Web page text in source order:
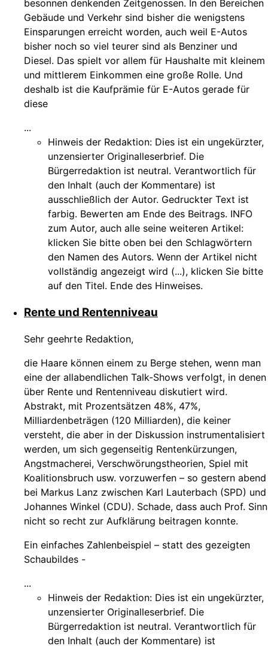
besonnen denkenden Zeitgenossen. In den Bereichen
Gebäude und Verkehr sind bisher die wenigstens
Einsparungen erreicht worden, auch weil E-Autos
bisher noch so viel teurer sind als Benziner und
Diesel. Das spielt vor allem für Haushalte mit kleinem
und mittlerem Einkommen eine große Rolle. Und
deshalb ist die Kaufprämie für E-Autos gerade für
diese
...
Hinweis der Redaktion: Dies ist ein ungekürzter,
unzensierter Originalleserbrief. Die
Bürgerredaktion ist neutral. Verantwortlich für
den Inhalt (auch der Kommentare) ist
ausschließlich der Autor. Gedruckter Text ist
farbig. Bewerten am Ende des Beitrags. INFO
zum Autor, auch alle seine weiteren Artikel:
klicken Sie bitte oben bei den Schlagwörtern
den Namen des Autors. Wenn der Artikel nicht
vollständig angezeigt wird (...), klicken Sie bitte
auf den Titel. Ende des Hinweises.
Rente und Rentenniveau
Sehr geehrte Redaktion,
die Haare können einem zu Berge stehen, wenn man
eine der allabendlichen Talk-Shows verfolgt, in denen
über Rente und Rentenniveau diskutiert wird.
Abstrakt, mit Prozentsätzen 48%, 47%,
Milliardenbeträgen (120 Milliarden), die keiner
versteht, die aber in der Diskussion instrumentalisiert
werden, um sich gegenseitig Rentenkürzungen,
Angstmacherei, Verschwörungstheorien, Spiel mit
Koalitionsbruch usw. vorzuwerfen – so gestern abend
bei Markus Lanz zwischen Karl Lauterbach (SPD) und
Johannes Winkel (CDU). Schade, dass auch Prof. Sinn
nicht so recht zur Aufklärung beitragen konnte.
Ein einfaches Zahlenbeispiel – statt des gezeigten
Schaubildes -
...
Hinweis der Redaktion: Dies ist ein ungekürzter,
unzensierter Originalleserbrief. Die
Bürgerredaktion ist neutral. Verantwortlich für
den Inhalt (auch der Kommentare) ist